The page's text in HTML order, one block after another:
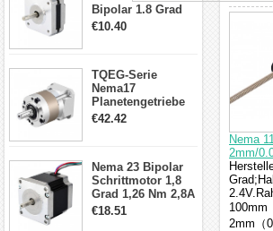
Bipolar 1.8 Grad
8.7Ncm 1A 3.5V 4
€10.40
TQEG-Serie
Nema17
Planetengetriebe
10:1 Spiel 15Arc-
€42.42
Nema 23 Bipolar
Schrittmotor 1,8
Grad 1,26 Nm 2,8A
2,5V 4 Drähte
€18.51
Nema
2mm/
100mm
2mm（